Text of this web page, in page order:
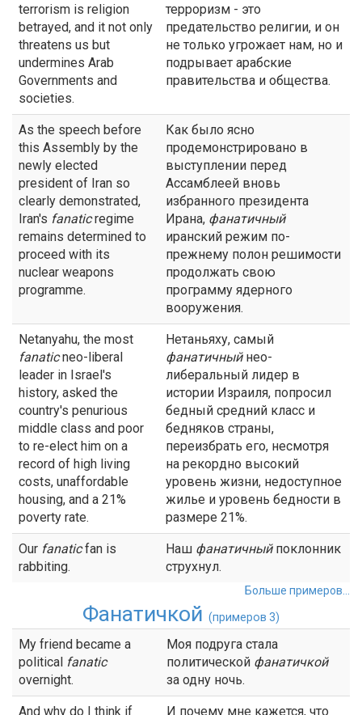
terrorism is religion
betrayed, and it not only
threatens us but
undermines Arab
Governments and
societies.
терроризм - это
предательство религии, и он
не только угрожает нам, но и
подрывает арабские
правительства и общества.
As the speech before
this Assembly by the
newly elected
president of Iran so
clearly demonstrated,
Iran's fanaticregime
remains determined to
proceed with its
nuclear weapons
programme.
Как было ясно
продемонстрировано в
выступлении перед
Ассамблеей вновь
избранного президента
Ирана, фанатичный
иранский режим по-
прежнему полон решимости
продолжать свою
программу ядерного
вооружения.
Netanyahu, the most
fanaticneo-liberal
leader in Israel's
history, asked the
country's penurious
middle class and poor
to re-elect him on a
record of high living
costs, unaffordable
housing, and a 21%
poverty rate.
Нетаньяху, самый
фанатичныйнео-
либеральный лидер в
истории Израиля, попросил
бедный средний класс и
бедняков страны,
переизбрать его, несмотря
на рекордно высокий
уровень жизни, недоступное
жилье и уровень бедности в
размере 21%.
Our fanaticfan is
rabbiting.
Наш фанатичныйпоклонник
струхнул.
Больше примеров...
Фанатичкой (примеров 3)
My friend became a
political fanatic
overnight.
Моя подруга стала
политической фанатичкой
за одну ночь.
And why do I think if И почему мне кажется, что